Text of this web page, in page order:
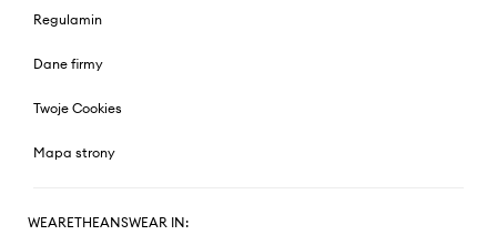
Regulamin
Dane firmy
Twoje Cookies
Mapa strony
WEARETHEANSWEAR IN: